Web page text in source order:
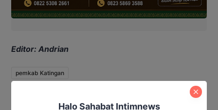
Editor: Andrian
pemkab Katingan
Halo Sahabat Intimnews